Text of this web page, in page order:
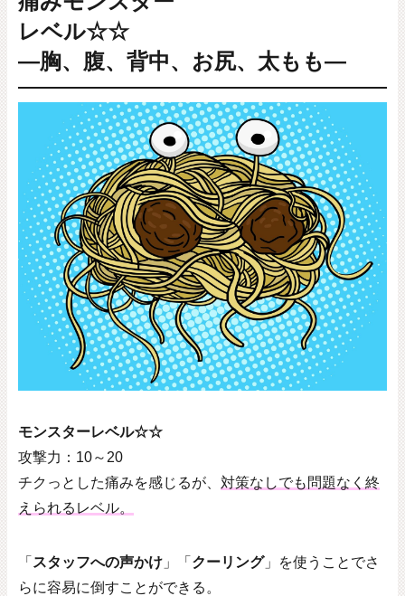
レベル☆☆
―胸、腹、背中、お尻、太もも―
モンスターレベル☆☆
攻撃力： 10～ 20
チクっとした痛みを感じるが、 対策なしでも問題なく終
えられるレベル。
「 スタッフへの声かけ 」「 クーリング」を使うことでさ
らに容易に倒すことができる。